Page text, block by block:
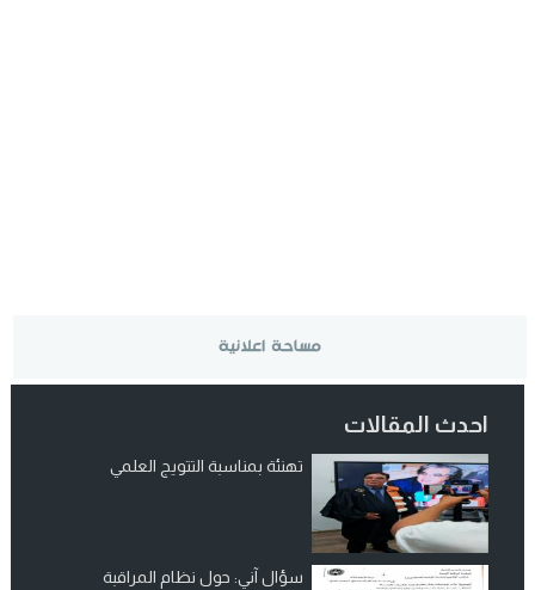
احدث المقالات
تهنئة بمناسبة التتويج العلمي
سؤال آني: حول نظام المراقبة